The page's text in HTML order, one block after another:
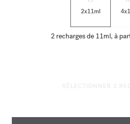
2x11ml
2 recharges de 11ml, à